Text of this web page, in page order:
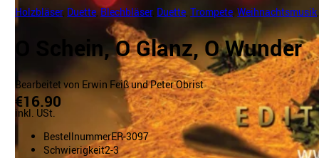
Holzbläser, Duette,Blechbläser, Duette ,Trompete ,Weihnachtsmusik
O Schein, O Glanz, O Wunder
Bearbeitet von Erwin Feiß und Peter Obrist
€16.90
inkl. USt.
BestellnummerER-3097
Schwierigkeit2-3